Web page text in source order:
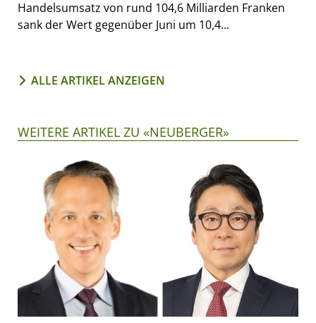
Handelsumsatz von rund 104,6 Milliarden Franken
sank der Wert gegenüber Juni um 10,4...
ALLE ARTIKEL ANZEIGEN
WEITERE ARTIKEL ZU «NEUBERGER»